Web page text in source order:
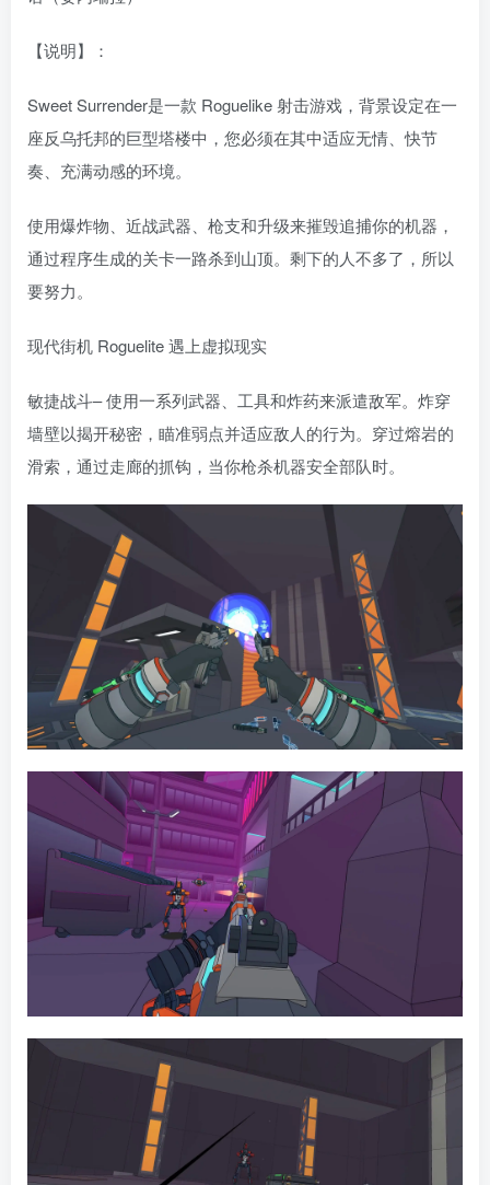
【说明】：
Sweet Surrender是一款 Roguelike 射击游戏，背景设定在一
座反乌托邦的巨型塔楼中，您必须在其中适应无情、快节
奏、充满动感的环境。
使用爆炸物、近战武器、枪支和升级来摧毁追捕你的机器，
通过程序生成的关卡一路杀到山顶。剩下的人不多了，所以
要努力。
现代街机 Roguelite 遇上虚拟现实
敏捷战斗– 使用一系列武器、工具和炸药来派遣敌军。炸穿
墙壁以揭开秘密，瞄准弱点并适应敌人的行为。穿过熔岩的
滑索，通过走廊的抓钩，当你枪杀机器安全部队时。